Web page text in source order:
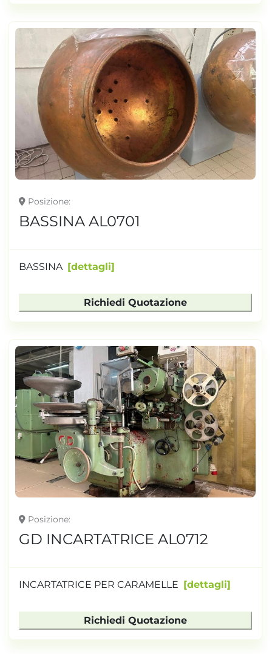
Posizione
BASSINA AL0701
BASSINA dettagli
Richiedi Quotazione
Posizione
GD INCARTATRICE AL0712
INCARTATRICE PER CARAMELLE dettagli
Richiedi Quotazione